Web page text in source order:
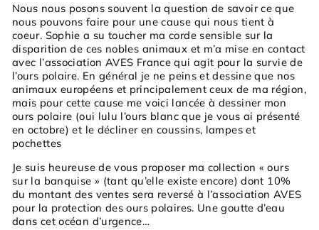
Nous nous posons souvent la question de savoir ce que
nous pouvons faire pour une cause qui nous tient à
coeur. Sophie a su toucher ma corde sensible sur la
disparition de ces nobles animaux et m’a mise en contact
avec l’association AVES France qui agit pour la survie de
l’ours polaire. En général je ne peins et dessine que nos
animaux européens et principalement ceux de ma région,
mais pour cette cause me voici lancée à dessiner mon
ours polaire (oui lulu l’ours blanc que je vous ai présenté
en octobre) et le décliner en coussins, lampes et
pochettes
Je suis heureuse de vous proposer ma collection « ours
sur la banquise » (tant qu’elle existe encore) dont 10%
du montant des ventes sera reversé à l’association AVES
pour la protection des ours polaires. Une goutte d’eau
dans cet océan d’urgence…